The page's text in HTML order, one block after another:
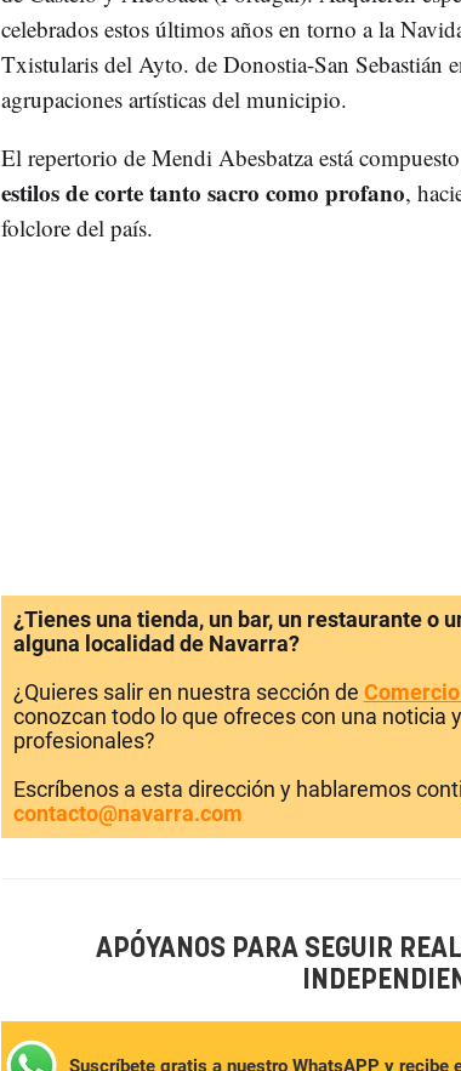
celebrados estos últimos años en torno a la
Txistularis del Ayto. de Donostia-San Sebastián
agrupaciones artísticas del municipio.
El repertorio de Mendi Abesbatza está
estilos de corte tanto sacro como profano,
folclore del país.
¿Tienes una tienda, un bar, un restaurante o
alguna localidad de Navarra?
¿Quieres salir en nuestra sección de Comercio
conozcan todo lo que ofreces con una noticia
profesionales?
Escríbenos a esta dirección y hablaremos
contacto@navarra.com
APÓYANOS PARA SEGUIR
Suscríbete gratis a nuestro WhatsAPP y recibe